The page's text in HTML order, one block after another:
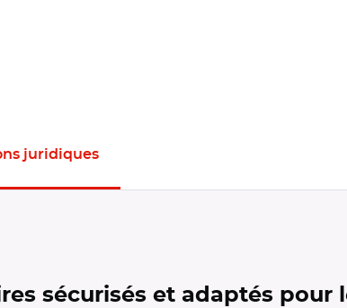
juridiques
sécurisés et adaptés pour